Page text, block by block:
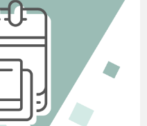
кроці до суми
та програма
Розглянемо на
= 1.
0+1= 1. Запам’ятати